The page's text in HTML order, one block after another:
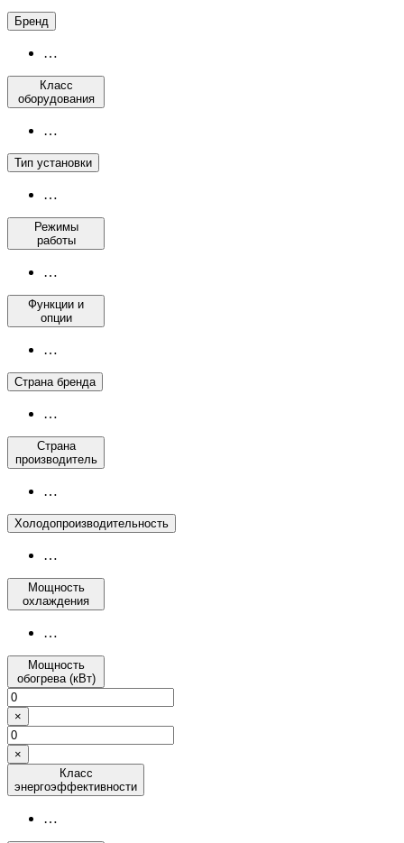
Бренд
…
Класс
оборудования
…
Тип установки
…
Режимы
работы
…
Функции и
опции
…
Страна бренда
…
Страна
производитель
…
Холодопроизводительность
…
Мощность
охлаждения
…
Мощность
обогрева (кВт)
×
×
Класс
энергоэффективности
…